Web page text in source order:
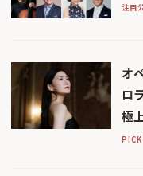
注目
オ
ロ
極
PICK